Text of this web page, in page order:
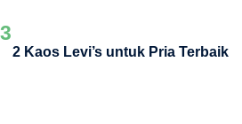
3
2 Kaos Levi’s untuk Pria Terbaik